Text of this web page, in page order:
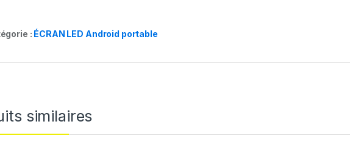
: ÉCRAN LED Android portable
similaires